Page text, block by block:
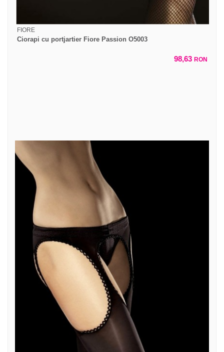
FIORE
Ciorapi cu portjartier Fiore Passion O5003
98,63 RON